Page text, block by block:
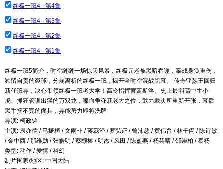
终极一班4 - 第4集
终极一班4 - 第3集
终极一班4 - 第2集
终极一班4 - 第1集
终极一班5简介：时空缝缝一场惊天风暴，终极元老被黑暗吞噬，辜战身负重伤，
独留自责的裘球，分崩离析的终极一班，揭开金时空混战黑幕。 传奇亚瑟王回归
新任班导，决心带领终极一班考大学！高冷指挥官蓝斯洛、史上最弱高中生小
虎、抓狂管训出狱的万双龙，喋血争夺新老大之位，武力裁决所重新开张，幕后
黑手摘不完的面具，异能势力即将洗牌
导演: 柯政铭
主演: 辰亦儒 / 马振桓 / 文雨非 / 蒋蕊泽 / 罗弘证 / 曾沛慈 / 黄伟晋 / 林子闳 / 陈诗敏
/ 金中西 / 那维勋 / 张皓明 / 蔡颐榛 / 明杰 / 风田 / 陈盈燕 / 杨芸晴 / 邵崇柏 / 秦杨
类型: 动作 / 爱情 / 科幻
制片国家/地区: 中国大陆